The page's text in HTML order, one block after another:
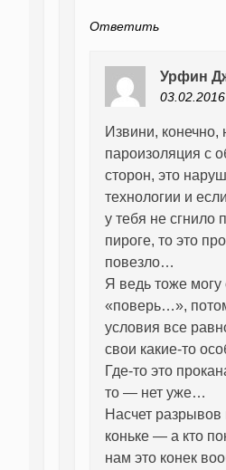
Ответить
Урфин
Извини, конечно,
пароизоляция с
сторон, это
технологии и
у тебя не сгнило
пироге, то это
повезло…
Я ведь тоже могу
«поверь…»,
условия все
свои какие-то
Где-то это
то — нет уже…
Насчет разрывов
коньке — а кто
нам это конек